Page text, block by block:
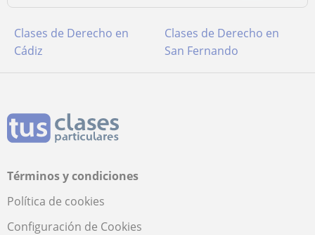
Clases de Derecho en
Cádiz
Clases de Derecho en
San Fernando
Términos y condiciones
Política de cookies
Configuración de Cookies